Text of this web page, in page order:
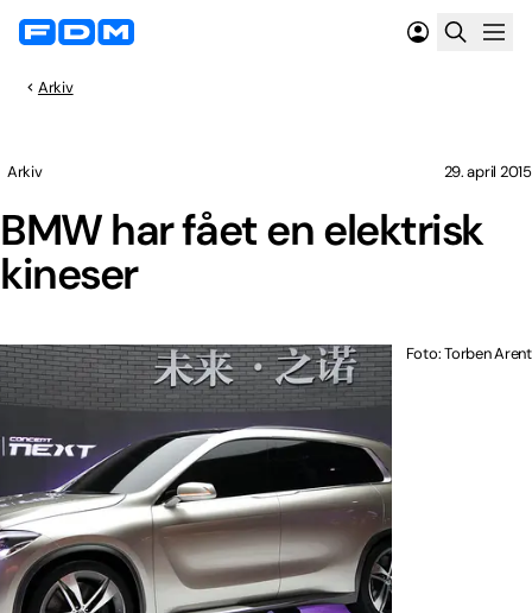
Arkiv
BMW har fået en elektrisk
kineser
Arkiv 29. april 2015
Foto: Torben Arent